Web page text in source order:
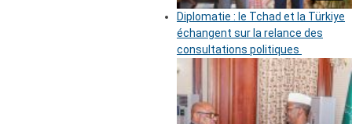
Diplomatie : le Tchad et la Türkiye
échangent sur la relance des
consultations politiques